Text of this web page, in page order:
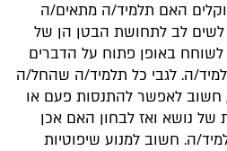
האם תלמיד/ה מתאים/ה
לב לתחושת הבטן הן של
באופן פתוח על הדברים
ה. לגבי כל תלמיד/ה שהחל/ה
חשוב לאפשר להתנסות פעם או
של נושא ואז לבחון האם אכן
ה. חשוב למנוע שיפוטיות